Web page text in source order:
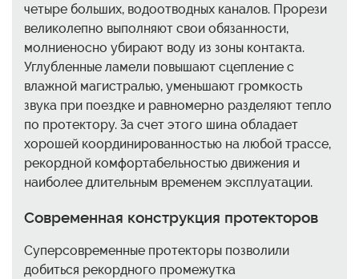
четыре больших, водоотводных каналов. Прорези
великолепно выполняют свои обязанности,
молниеносно убирают воду из зоны контакта.
Углубленные ламели повышают сцепление с
влажной магистралью, уменьшают громкость
звука при поездке и равномерно разделяют тепло
по протектору. За счет этого шина обладает
хорошей координированностью на любой трассе,
рекордной комфортабельностью движения и
наиболее длительным временем эксплуатации.
Современная конструкция протекторов
Суперсовременные протекторы позволили
добиться рекордного промежутка